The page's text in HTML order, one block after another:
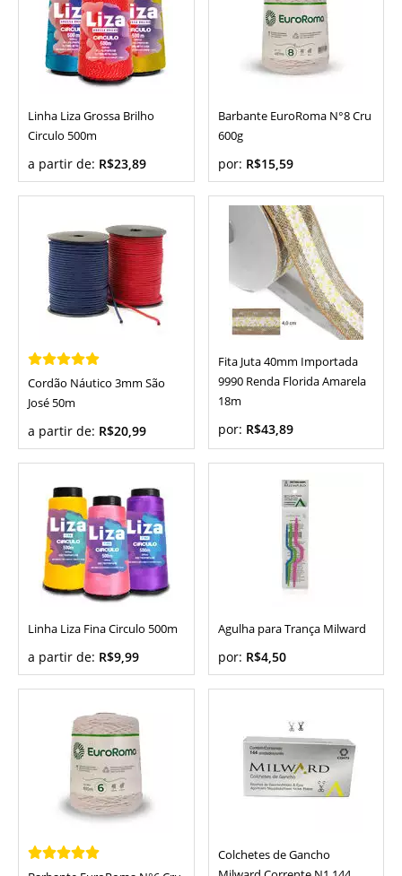
Linha Liza Grossa Brilho
Circulo 500m
a partir de: R$23,89
Barbante EuroRoma N°8 Cru
600g
por: R$15,59
Cordão Náutico 3mm São
José 50m
a partir de: R$20,99
Fita Juta 40mm Importada
9990 Renda Florida Amarela
18m
por: R$43,89
Linha Liza Fina Circulo 500m
a partir de: R$9,99
Agulha para Trança Milward
por: R$4,50
Colchetes de Gancho